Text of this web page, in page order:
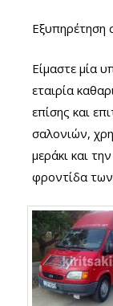
Εξυπηρέτηση
Είμαστε μία
εταιρία
επίσης και
σαλονιών,
μεράκι και
φροντίδα